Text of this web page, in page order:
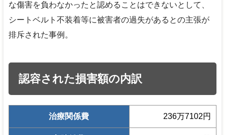
な傷害を負わなかったと認めることはできないとして、
シートベルト不装着等に被害者の過失があるとの主張が
排斥された事例。
認容された損害額の内訳
治療関係費 236万7102円